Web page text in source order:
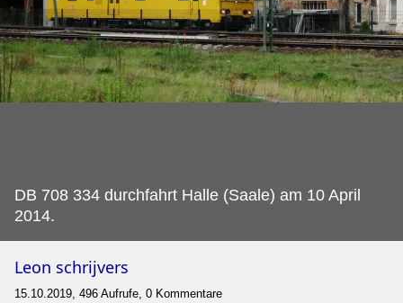
DB 708 334 durchfahrt Halle (Saale) am 10 April
2014.
Leon schrijvers
15.10.2019, 496 Aufrufe, 0 Kommentare